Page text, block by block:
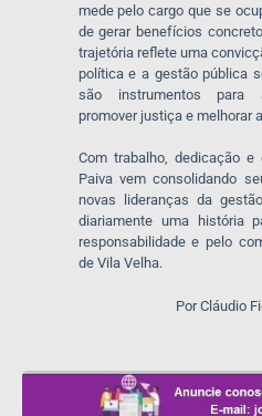
mede pelo cargo que se
de gerar benefícios
trajetória reflete uma
política e a gestão pública
são instrumentos para
promover justiça e melhorar
Com trabalho, dedicação e
Paiva vem consolidando
novas lideranças da
diariamente uma história
responsabilidade e pelo
de Vila Velha.
Por Cláudio